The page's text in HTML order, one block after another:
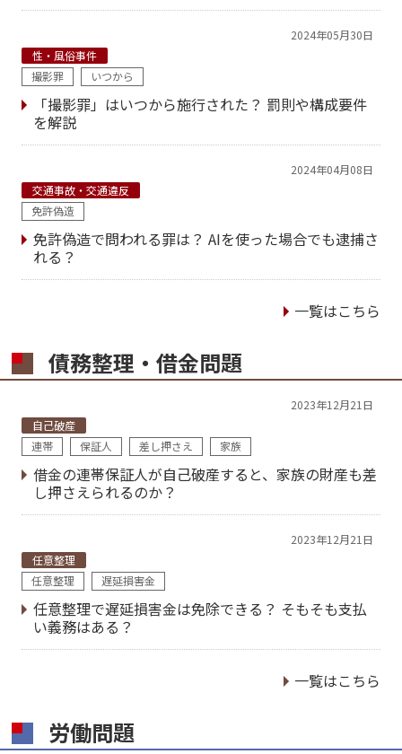
2024年05月30日
性・風俗事件
撮影罪
いつから
「撮影罪」はいつから施行された？ 罰則や構成要件
を解説
2024年04月08日
交通事故・交通違反
免許偽造
免許偽造で問われる罪は？ AIを使った場合でも逮捕さ
れる？
一覧はこちら
債務整理・借金問題
2023年12月21日
自己破産
連帯
保証人 差し押さえ 家族
借金の連帯保証人が自己破産すると、家族の財産も差
し押さえられるのか？
2023年12月21日
任意整理
任意整理
遅延損害金
任意整理で遅延損害金は免除できる？ そもそも支払
い義務はある？
一覧はこちら
労働問題